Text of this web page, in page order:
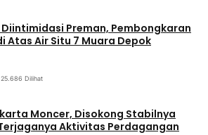
Diintimidasi Preman, Pembongkaran
Atas Air Situ 7 Muara Depok
25.686 Dilihat
Moncer, Disokong Stabilnya
Aktivitas Perdagangan